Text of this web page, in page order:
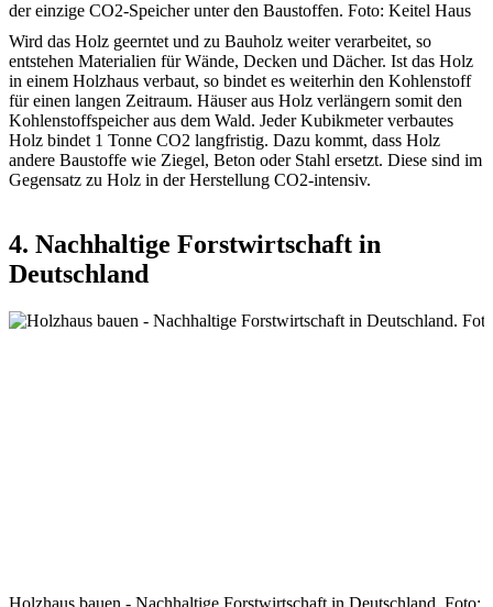
der einzige CO2-Speicher unter den Baustoffen. Foto: Keitel Haus
Wird das Holz geerntet und zu Bauholz weiter verarbeitet, so
entstehen Materialien für Wände, Decken und Dächer. Ist das Holz
in einem Holzhaus verbaut, so bindet es weiterhin den Kohlenstoff
für einen langen Zeitraum. Häuser aus Holz verlängern somit den
Kohlenstoffspeicher aus dem Wald. Jeder Kubikmeter verbautes
Holz bindet 1 Tonne CO2 langfristig. Dazu kommt, dass Holz
andere Baustoffe wie Ziegel, Beton oder Stahl ersetzt. Diese sind im
Gegensatz zu Holz in der Herstellung CO2-intensiv.
4. Nachhaltige Forstwirtschaft in
Deutschland